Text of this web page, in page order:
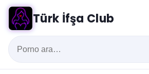
Türk İfşa Club